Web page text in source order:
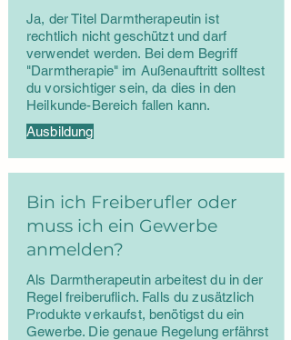
Ja, der Titel Darmtherapeutin ist
rechtlich nicht geschützt und darf
verwendet werden. Bei dem Begriff
"Darmtherapie" im Außenauftritt solltest
du vorsichtiger sein, da dies in den
Heilkunde-Bereich fallen kann.
Ausbildung
Bin ich Freiberufler oder
muss ich ein Gewerbe
anmelden?
Als Darmtherapeutin arbeitest du in der
Regel freiberuflich. Falls du zusätzlich
Produkte verkaufst, benötigst du ein
Gewerbe. Die genaue Regelung erfährst